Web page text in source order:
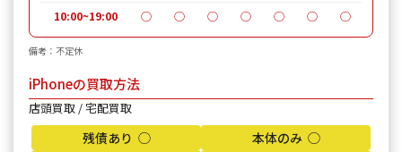
10:00~19:00
◯ ◯ ◯ ◯ ◯ ◯ ◯
備考：不定休
iPhoneの買取方法
店頭買取 / 宅配買取
残債あり ◯
本体のみ ◯